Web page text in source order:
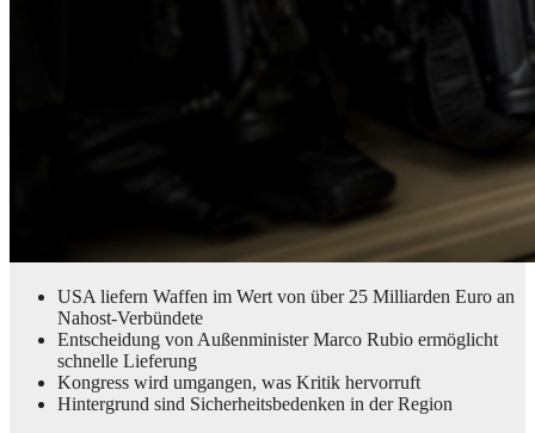
USA liefern Waffen im Wert von über 25 Milliarden Euro an
Nahost-Verbündete
Entscheidung von Außenminister Marco Rubio ermöglicht
schnelle Lieferung
Kongress wird umgangen, was Kritik hervorruft
Hintergrund sind Sicherheitsbedenken in der Region